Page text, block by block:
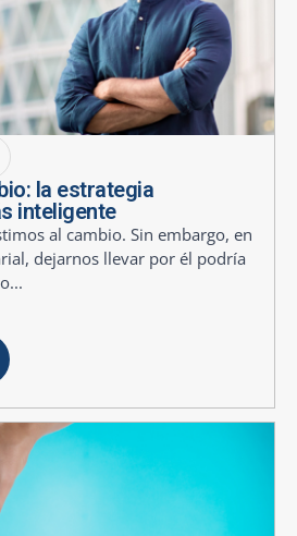
la estrategia
inteligente
al cambio. Sin embargo, en
dejarnos llevar por él podría